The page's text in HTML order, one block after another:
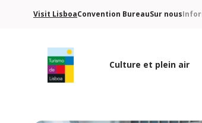
Visit LisboaConvention BureauSur nous
Culture et plein air